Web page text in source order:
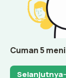
Cuman 5
Selanjutnya